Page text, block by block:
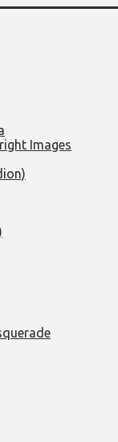
Images